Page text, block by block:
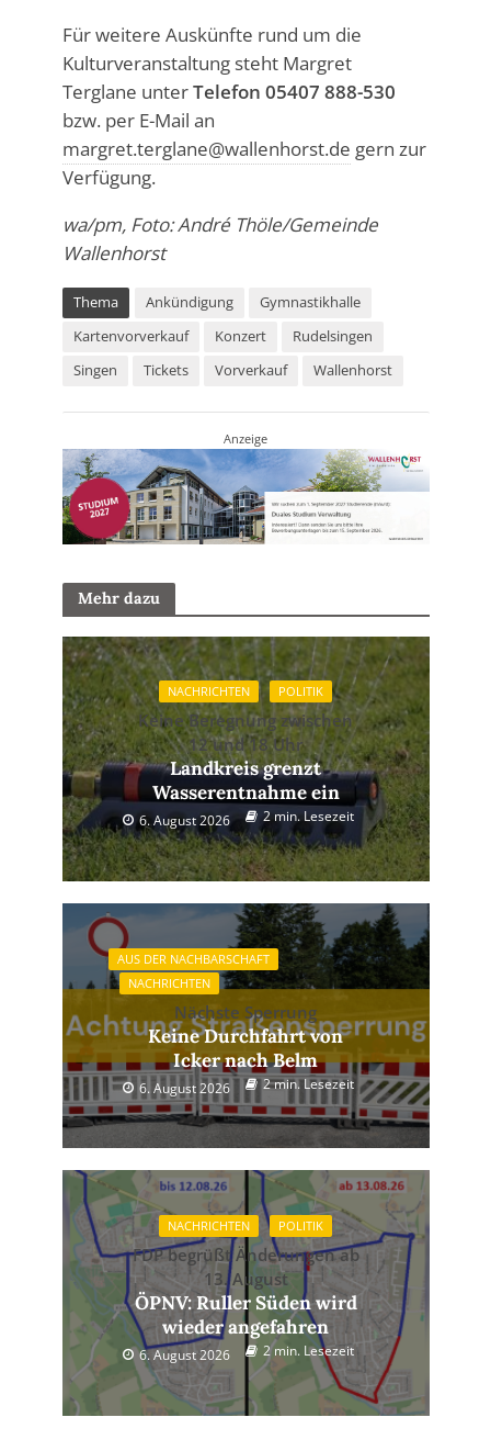
Für weitere Auskünfte rund um die
Kulturveranstaltung steht Margret
Terglane unterTelefon 05407 888-530
bzw. per E-Mail an
margret.terglane@wallenhorst.de gern zur
Verfügung.
wa/pm, Foto: André Thöle/Gemeinde
Wallenhorst
Thema Ankündigung
Gymnastikhalle
Kartenvorverkauf
Konzert
Rudelsingen
Singen
Tickets Vorverkauf Wallenhorst
Anzeige
Mehr dazu
NACHRICHTEN POLITIK
Keine Beregnung zwischen
12 und 18 Uhr
Landkreis grenzt
Wasserentnahme ein
6. August 2026 2 min. Lesezeit
AUS DER NACHBARSCHAFT
NACHRICHTEN
Nächste Sperrung
Keine Durchfahrt von
Icker nach Belm
6. August 2026 2 min. Lesezeit
NACHRICHTEN POLITIK
FDP begrüßt Änderungen ab
13. August
ÖPNV: Ruller Süden wird
wieder angefahren
6. August 2026 2 min. Lesezeit